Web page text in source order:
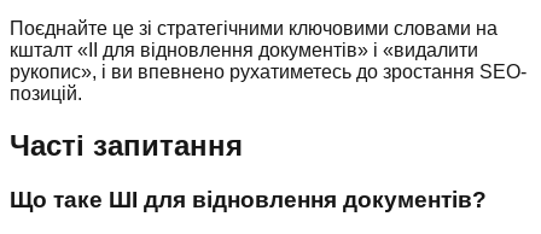
Поєднайте це зі стратегічними ключовими словами на
кшталт «ІІ для відновлення документів» і «видалити
рукопис», і ви впевнено рухатиметесь до зростання SEO-
позицій.
Часті запитання
Що таке ШІ для відновлення документів?